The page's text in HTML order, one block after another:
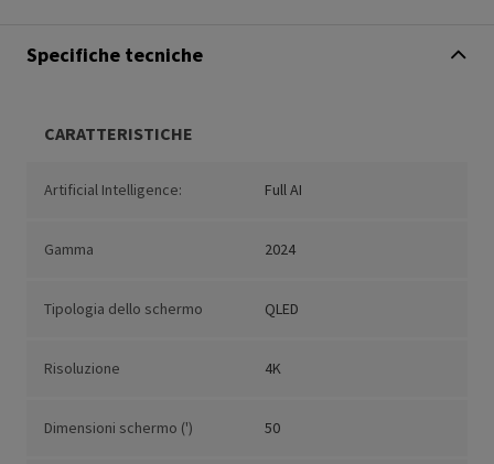
Specifiche tecniche
CARATTERISTICHE
Artificial Intelligence: Full AI
Gamma 2024
Tipologia dello schermo QLED
Risoluzione 4K
Dimensioni schermo (') 50